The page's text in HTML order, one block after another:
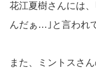
花江夏樹さんには
んだぁ…｣と言われ
また、ミントスさ